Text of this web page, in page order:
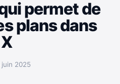
permet de
plans dans
2025